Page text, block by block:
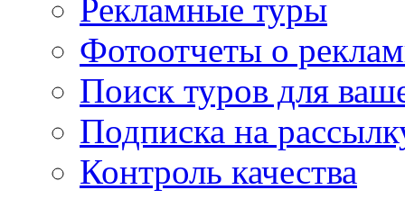
Рекламные туры
Фотоотчеты о
Поиск туров для
Подписка на
Контроль качества